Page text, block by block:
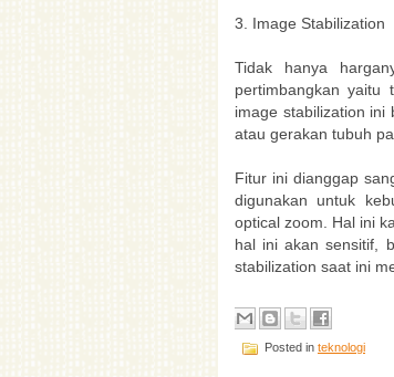
3. Image Stabilization
Tidak hanya
pertimbangkan yaitu
image stabilization
atau gerakan tubuh
Fitur ini dianggap
digunakan untuk
optical zoom. Hal ini
hal ini akan sensitif,
stabilization saat ini
Posted in teknologi